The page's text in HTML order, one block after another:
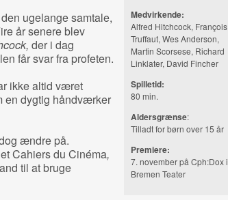
ugelange samtale,
år senere blev
der i dag
får svar fra profeten.
ikke altid været
en dygtig håndværker
ændre på.
Cahiers du Cinéma,
til at bruge
Medvirkende:
Alfred Hitchcock, François
Truffaut, Wes Anderson,
Martin Scorsese, Richard
Linklater, David Fincher
Spilletid:
80 min.
Aldersgrænse:
Tilladt for børn over 15 år
Premiere:
7. november på Cph:Dox i
Bremen Teater